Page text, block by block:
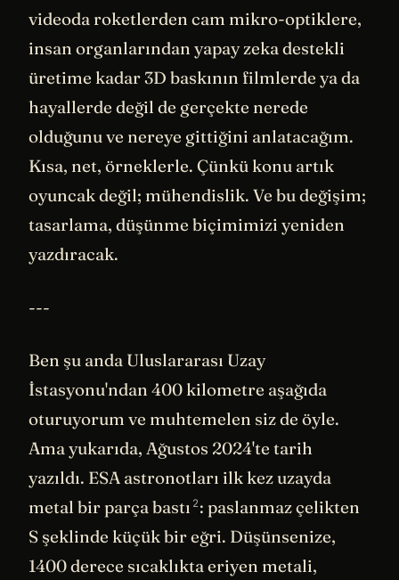
videoda roketlerden cam mikro-optiklere,
insan organlarından yapay zeka destekli
üretime kadar 3D baskının filmlerde ya da
hayallerde değil de gerçekte nerede
olduğunu ve nereye gittiğini anlatacağım.
Kısa, net, örneklerle. Çünkü konu artık
oyuncak değil; mühendislik. Ve bu değişim;
tasarlama, düşünme biçimimizi yeniden
yazdıracak.
---
Ben şu anda Uluslararası Uzay
İstasyonu'ndan 400 kilometre aşağıda
oturuyorum ve muhtemelen siz de öyle.
Ama yukarıda, Ağustos 2024'te tarih
yazıldı. ESA astronotları ilk kez uzayda
metal bir parçabastı 2: paslanmaz çelikten
S şeklinde küçük bir eğri. Düşünsenize,
1400 derece sıcaklıkta eriyen metali,